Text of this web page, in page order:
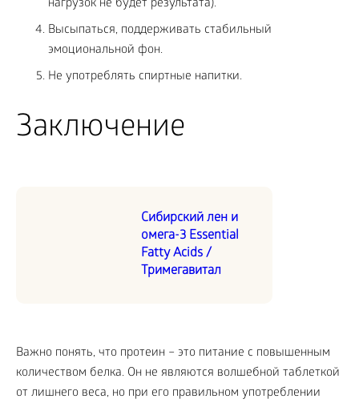
нагрузок не будет результата).
Высыпаться, поддерживать стабильный
эмоциональной фон.
Не употреблять спиртные напитки.
Заключение
Сибирский лен и
омега-3 Essential
Fatty Acids /
Тримегавитал
Важно понять, что протеин – это питание с повышенным
количеством белка. Он не являются волшебной таблеткой
от лишнего веса, но при его правильном употреблении